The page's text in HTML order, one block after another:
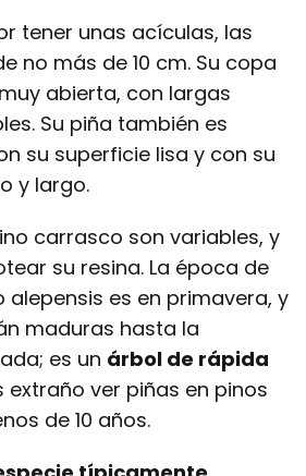
tener unas acículas, las
no más de 10 cm. Su copa
abierta, con largas
Su piña también es
su superficie lisa y con su
y largo.
carrasco son variables, y
su resina. La época de
alepensis es en primavera, y
maduras hasta la
es un árbol de rápida
extraño ver piñas en pinos
de 10 años.